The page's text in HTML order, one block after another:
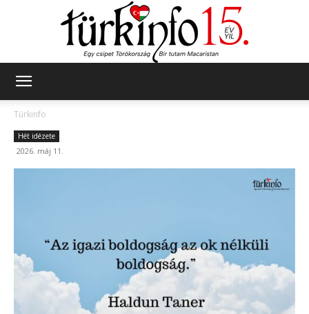
Türkinfo
Hét idézete
2026. máj 11.